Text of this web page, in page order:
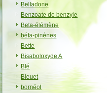
Belladone
Benzoate de benzyle
Beta-élémène
béta-pinènes
Bette
Bisaboloxyde A
Blé
Bleuet
bornéol